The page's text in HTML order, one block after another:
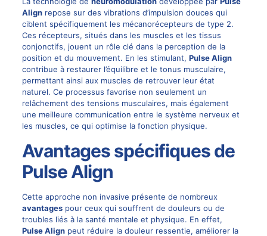
Alignrepose sur des vibrations d’impulsion douces qui
ciblent spécifiquement les mécanorécepteurs de type 2.
Ces récepteurs, situés dans les muscles et les tissus
conjonctifs, jouent un rôle clé dans la perception de la
position et du mouvement. En les stimulant, Pulse Align
contribue à restaurer l’équilibre et le tonus musculaire,
permettant ainsi aux muscles de retrouver leur état
naturel. Ce processus favorise non seulement un
relâchement des tensions musculaires, mais également
une meilleure communication entre le système nerveux et
les muscles, ce qui optimise la fonction physique.
Avantages spécifiques de
Pulse Align
Cette approche non invasive présente de nombreux
avantagespour ceux qui souffrent de douleurs ou de
troubles liés à la santé mentale et physique. En effet,
Pulse Alignpeut réduire la douleur ressentie, améliorer la